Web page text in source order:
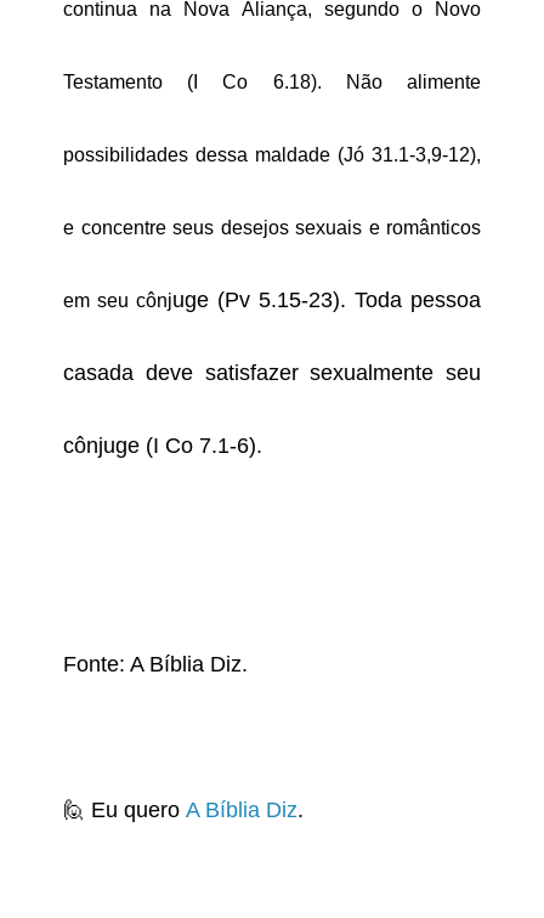
continua na Nova Aliança, segundo o Novo
Testamento (I Co 6.18). Não alimente
possibilidades dessa maldade (Jó 31.1-3,9-12),
e concentre seus desejos sexuais e românticos
em seu cônjuge (Pv 5.15-23). Toda pessoa
casada deve satisfazer sexualmente seu
cônjuge (I Co 7.1-6).
Fonte: A Bíblia Diz.
🙋 Eu quero A Bíblia Diz.